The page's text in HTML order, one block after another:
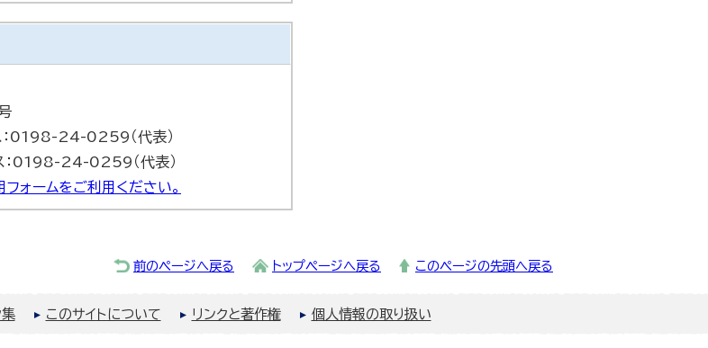
0198-24-0259（代表）
0198-24-0259（代表）
ォームをご利用ください。
前のページへ戻る トップページへ戻る このページの先頭へ戻る
集 このサイトについて リンクと著作権 個人情報の取り扱い